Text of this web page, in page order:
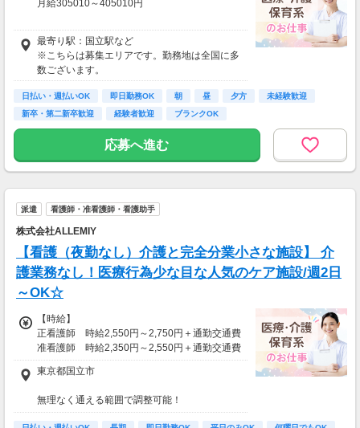
月給305010～405010円
＊正看護師＊
月給321064～421064円
最寄り駅：国立駅など
※こちらは募集エリアです。勤務地は全国に多
数ございます。
日払い・週払いOK 即日勤務OK 朝 昼 夕方
未経験歓迎
新卒・第二新卒歓迎
経験者歓迎 ブランクOK
応募へ進む
派遣 看護師・准看護師・看護助手
株式会社ALLEMIY
【看護（夜勤なし）介護と完全分業小さな施設】 介
護業務なし！医療行為少な目な人気のケア施設/週2日
～OK☆
【時給】
正看護師 時給2,550円～2,750円＋通勤交通費
准看護師 時給2,350円～2,550円＋通勤交通費
※経験資格によって変動有
東京都国立市
無理なく通える範囲で調整可能！
※受動喫煙対策有（屋内禁煙）